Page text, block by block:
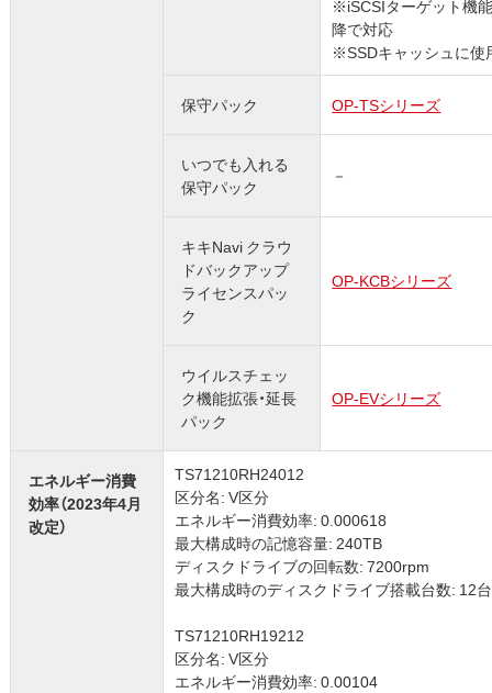
※iSCSIターゲット機
降で対応
※SSDキャッシュに使
保守パック OP-TSシリーズ
いつでも入れる
保守パック
－
キキNavi クラウ
ドバックアップ
ライセンスパッ
ク
OP-KCBシリーズ
ウイルスチェッ
ク機能拡張・延長
パック
OP-EVシリーズ
エネルギー消費
効率（2023年4月
改定）
TS71210RH24012
区分名: V区分
エネルギー消費効率: 0.000618
最大構成時の記憶容量: 240TB
ディスクドライブの回転数: 7200rpm
最大構成時のディスクドライブ搭載台数: 12
TS71210RH19212
区分名: V区分
エネルギー消費効率: 0.00104